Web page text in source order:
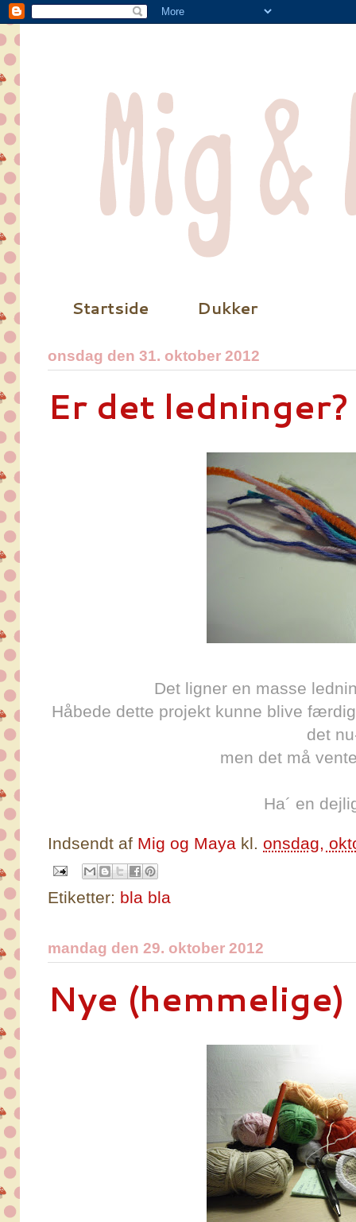
Startside Dukker
onsdag den 31. oktober 2012
Er det ledninger?
Det ligner en masse
Håbede dette projekt kunne blive
det
men det må
Ha´ en
Indsendt af Mig og Maya kl. onsdag,
Etiketter: bla bla
mandag den 29. oktober 2012
Nye